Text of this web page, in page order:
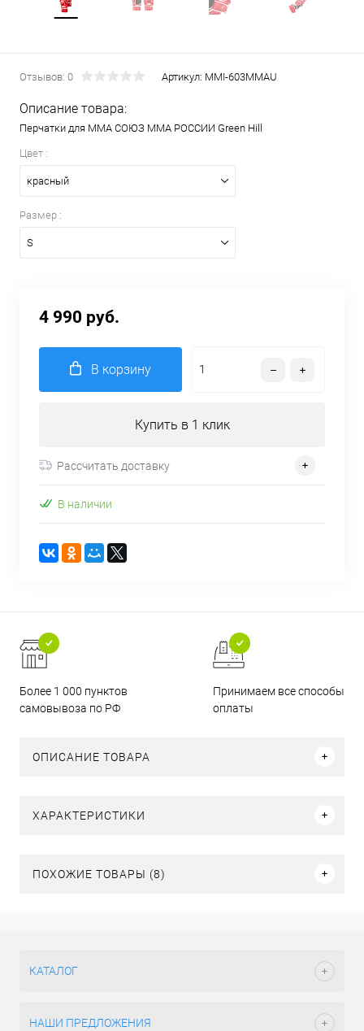
Отзывов: 0 Артикул: MMI-603MMAU
Описание товара:
Перчатки для MMA СОЮЗ MMA РОССИИ Green Hill
Цвет :
красный
Размер :
S
4 990 руб.
В корзину
Купить в 1 клик
Рассчитать доставку
В наличии
Более 1 000 пунктов
самовывоза по РФ
Принимаем все способы
оплаты
ОПИСАНИЕ ТОВАРА
ХАРАКТЕРИСТИКИ
ПОХОЖИЕ ТОВАРЫ (8)
КАТАЛОГ
НАШИ ПРЕДЛОЖЕНИЯ